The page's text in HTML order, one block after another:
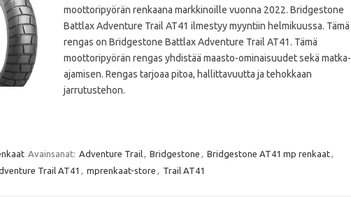
moottoripyörän renkaana markkinoille vuonna 2022. Bridgestone
Battlax Adventure Trail AT41 ilmestyy myyntiin helmikuussa. Tämä
rengas on Bridgestone Battlax Adventure Trail AT41. Tämä
moottoripyörän rengas yhdistää maasto-ominaisuudet sekä matka-
ajamisen. Rengas tarjoaa pitoa, hallittavuutta ja tehokkaan
jarrutustehon.
Avainsanat: Adventure Trail, Bridgestone , Bridgestone AT41 mp renkaat,
Trail AT41 , mprenkaat-store , Trail AT41